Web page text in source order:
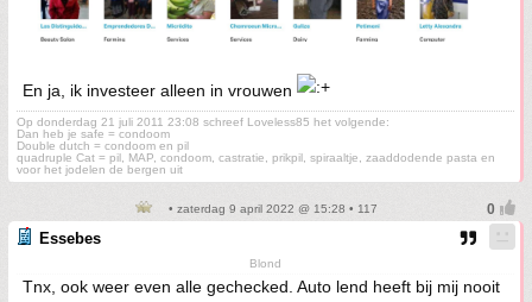
En ja, ik investeer alleen in vrouwen
Op donderdag 21 juli 2011 23:08 schreef Loveless85 het volgende:
Dan heb je safe = condoom
Double dutch = condoom en pil
quadruple Cat = pil, MAP, condoom, castratie, prikpil, spiraaltje, zaaddodende pasta en
voor het jodelen de bergen uit
• zaterdag 9 april 2022 @ 15:28 • 117
Essebes
Blond
Tnx, ook weer even alle gechecked. Auto lend heeft bij mij nooit